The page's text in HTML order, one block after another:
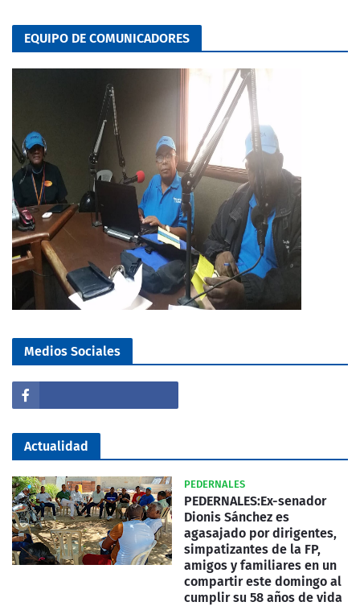
EQUIPO DE COMUNICADORES
Medios Sociales
Actualidad
PEDERNALES
PEDERNALES:Ex-senador
Dionis Sánchez es
agasajado por dirigentes,
simpatizantes de la FP,
amigos y familiares en un
compartir este domingo al
cumplir su 58 años de vida